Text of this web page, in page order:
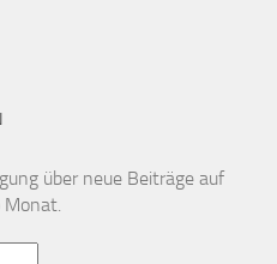
über neue Beiträge auf
Monat.